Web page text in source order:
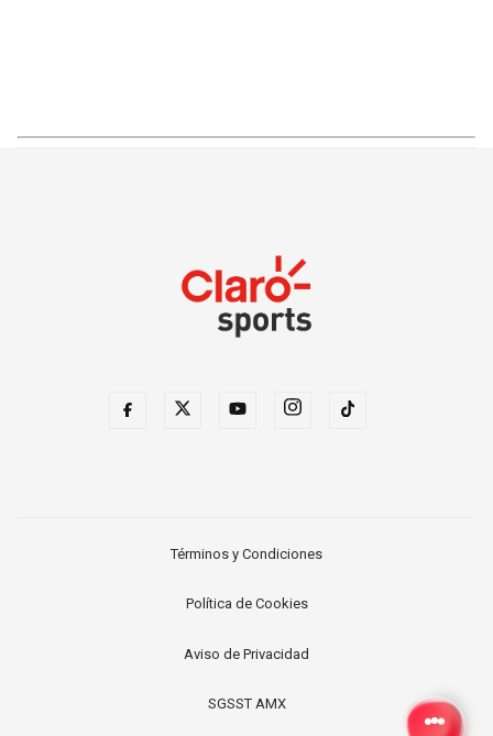
Términos y Condiciones
Política de Cookies
Aviso de Privacidad
SGSST AMX